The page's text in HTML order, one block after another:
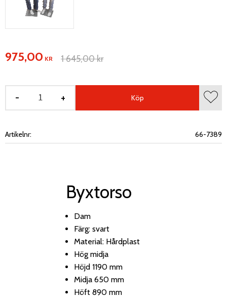
Nedsatt pris:
975,00 KR Ordinarie pris:
1 645,00kr
+
- Köp
Artikelnr 66-7389
Byxtorso
Dam
Färg: svart
Material: Hårdplast
Hög midja
Höjd 1190 mm
Midja 650 mm
Höft 890 mm